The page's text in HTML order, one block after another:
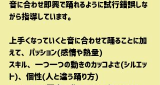
音に合わせ即興で踊れるように試行錯誤しな
がら指導しています。
上手くなっていくと音に合わせて踊ることに加
えて、パッション(感情や熱量)
スキル、一つ一つの動きのカッコよさ(シルエッ
ト)、個性(人と違う踊り方)